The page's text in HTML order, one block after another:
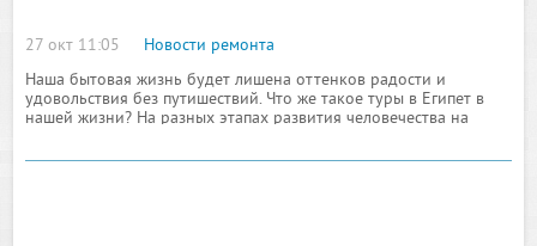
27 окт 11:05
Новости ремонта
Наша бытовая жизнь будет лишена оттенков радости и
удовольствия без путишествий. Что же такое туры в Египет в
нашей жизни? На разных этапах развития человечества на